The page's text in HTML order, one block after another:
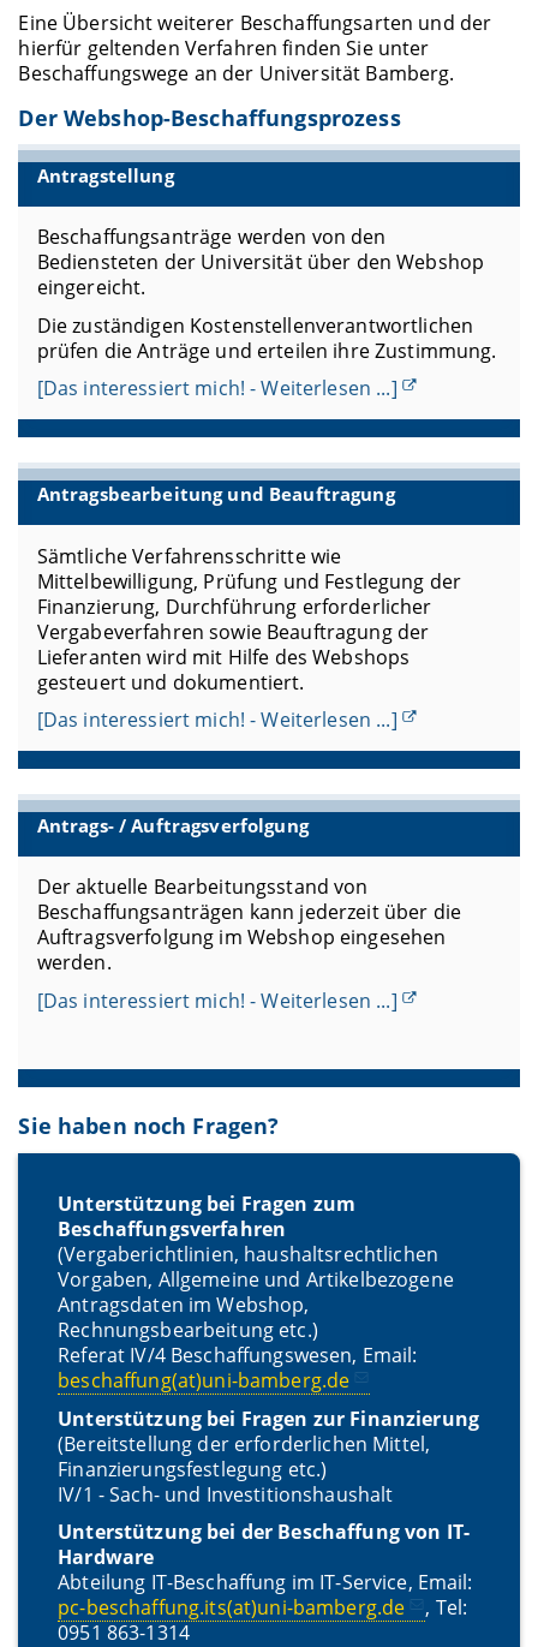
Eine Übersicht weiterer Beschaffungsarten und der
hierfür geltenden Verfahren finden Sie unter
Beschaffungswege an der Universität Bamberg.
Der Webshop-Beschaffungsprozess
Antragstellung
Beschaffungsanträge werden von den
Bediensteten der Universität über den Webshop
eingereicht.
Die zuständigen Kostenstellenverantwortlichen
prüfen die Anträge und erteilen ihre Zustimmung.
[Das interessiert mich! - Weiterlesen ...]
Antragsbearbeitung und Beauftragung
Sämtliche Verfahrensschritte wie
Mittelbewilligung, Prüfung und Festlegung der
Finanzierung, Durchführung erforderlicher
Vergabeverfahren sowie Beauftragung der
Lieferanten wird mit Hilfe des Webshops
gesteuert und dokumentiert.
[Das interessiert mich! - Weiterlesen ...]
Antrags- / Auftragsverfolgung
Der aktuelle Bearbeitungsstand von
Beschaffungsanträgen kann jederzeit über die
Auftragsverfolgung im Webshop eingesehen
werden.
[Das interessiert mich! - Weiterlesen ...]
Sie haben noch Fragen?
Unterstützung bei Fragen zum
Beschaffungsverfahren
(Vergaberichtlinien, haushaltsrechtlichen
Vorgaben, Allgemeine und Artikelbezogene
Antragsdaten im Webshop,
Rechnungsbearbeitung etc.)
Referat IV/4 Beschaffungswesen, Email:
beschaffung(at)uni-bamberg.de
Unterstützung bei Fragen zur Finanzierung
(Bereitstellung der erforderlichen Mittel,
Finanzierungsfestlegung etc.)
IV/1 - Sach- und Investitionshaushalt
Unterstützung bei der Beschaffung von IT-
Hardware
Abteilung IT-Beschaffung im IT-Service, Email:
pc-beschaffung.its(at)uni-bamberg.de
, Tel:
0951 863-1314